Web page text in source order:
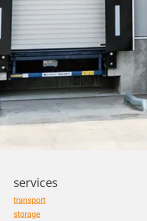
services
transport
storage